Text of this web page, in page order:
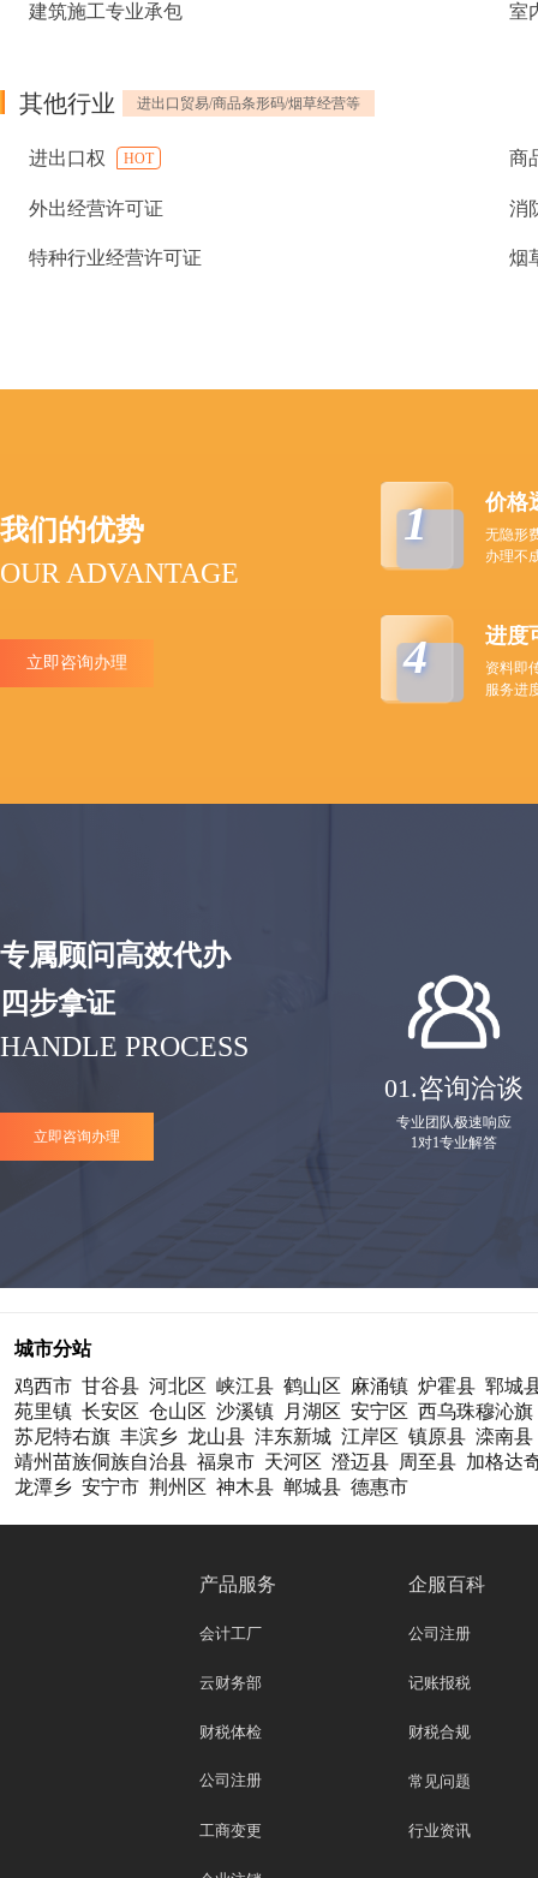
建筑施工专业承包 室
其他行业 进出口贸易/商品条形码/烟草经营等
进出口权 HOT 商
外出经营许可证 消
特种行业经营许可证 烟
我们的优势
OUR ADVANTAGE
立即咨询办理
1 价格
无隐形
办理不
4 进度
资料即
服务进
专属顾问高效代办
四步拿证
HANDLE PROCESS
立即咨询办理
01.咨询洽谈
专业团队极速响应
1对1专业解答
城市分站
鸡西市 甘谷县 河北区 峡江县 鹤山区 麻涌镇 炉霍县 郓城
苑里镇 长安区 仓山区 沙溪镇 月湖区 安宁区 西乌珠穆沁旗
苏尼特右旗 丰滨乡 龙山县 沣东新城 江岸区 镇原县 滦南县
靖州苗族侗族自治县 福泉市 天河区 澄迈县 周至县 加格达
龙潭乡 安宁市 荆州区 神木县 郸城县 德惠市
产品服务
会计工厂
云财务部
财税体检
公司注册
工商变更
企服百科
公司注册
记账报税
财税合规
常见问题
行业资讯